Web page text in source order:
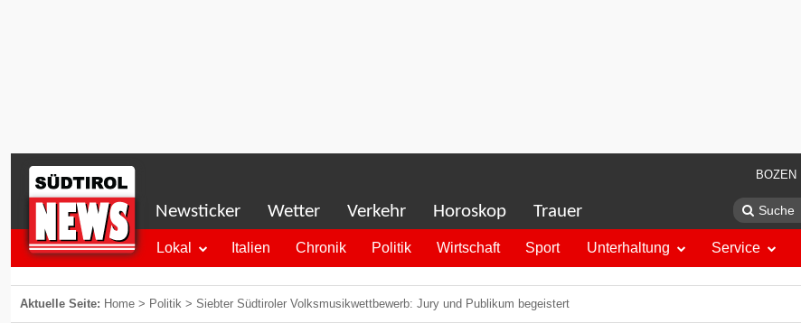
BOZEN
Newsticker Wetter Verkehr Horoskop Trauer
Lokal Italien Chronik Politik Wirtschaft Sport Unterhaltung Service
Aktuelle Seite: Home > Politik > Siebter Südtiroler Volksmusikwettbewerb: Jury und Publikum begeistert